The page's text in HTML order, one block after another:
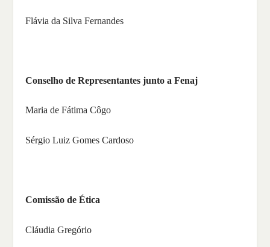
Flávia da Silva Fernandes
Conselho de Representantes junto a Fenaj
Maria de Fátima Côgo
Sérgio Luiz Gomes Cardoso
Comissão de Ética
Cláudia Gregório